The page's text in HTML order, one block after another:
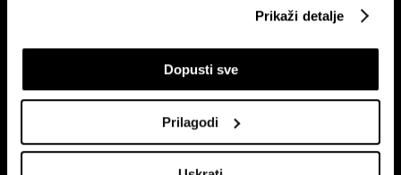
If you allow, we would also like to:
Collect information about your geographical
Identify your device by actively scanning it for
Prikaži detalje
Dopusti sve
Prilagodi
Može li povrat PDV-a na prvu
Novi zakon o poštama donosi